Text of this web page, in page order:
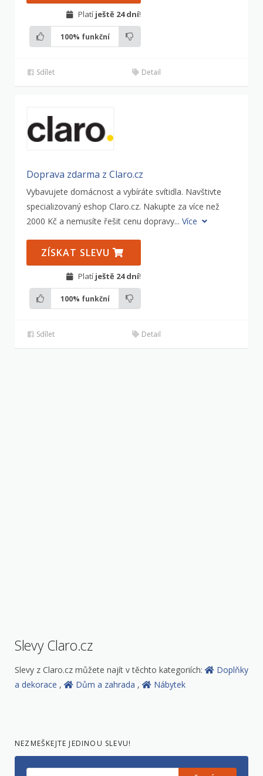
Platí ještě 24 dní!
100% funkční
Sdílet Detail
Doprava zdarma z Claro.cz
Vybavujete domácnost a vybíráte svítidla. Navštivte
specializovaný eshop Claro.cz. Nakupte za více než
2000 Kč a nemusíte řešit cenu dopravy... Více
ZÍSKAT SLEVU
Platí ještě 24 dní!
100% funkční
Sdílet Detail
Slevy Claro.cz
Slevy z Claro.cz můžete najít v těchto kategoriích:
Doplňky
a dekorace , Dům a zahrada , Nábytek
NEZMEŠKEJTE JEDINOU SLEVU!